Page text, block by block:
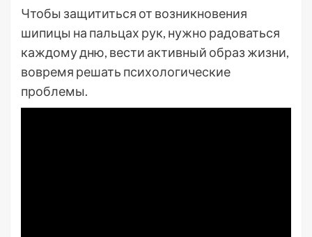
Чтобы защититься от возникновения
шипицы на пальцах рук, нужно радоваться
каждому дню, вести активный образ жизни,
вовремя решать психологические
проблемы.